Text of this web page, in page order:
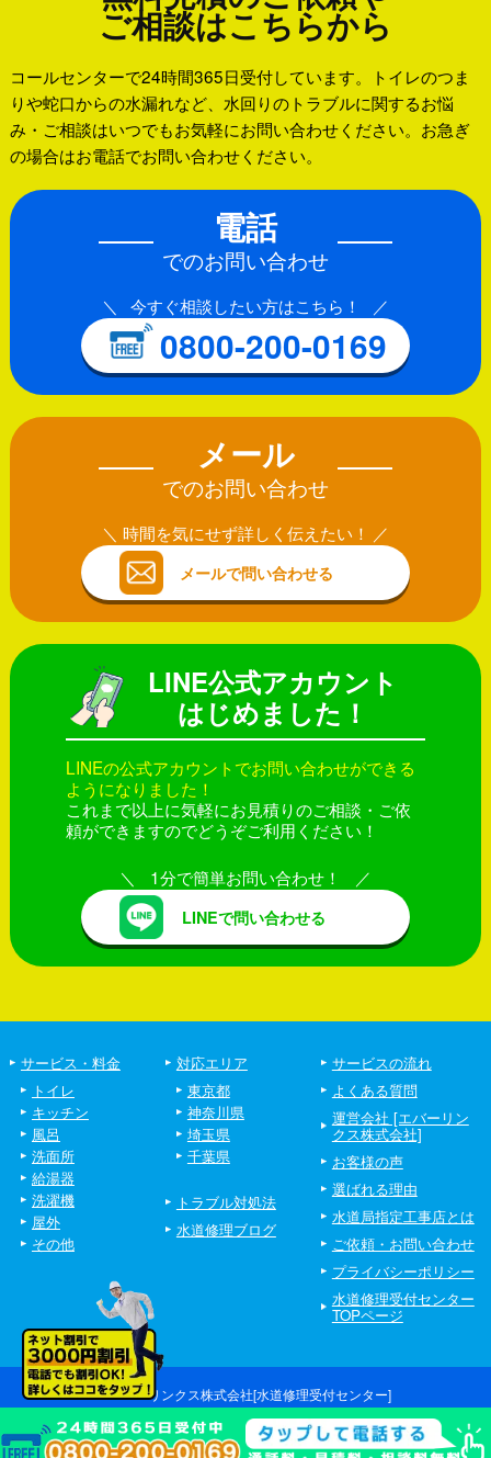
ご相談はこちらから
コールセンターで24時間365日受付しています。トイレのつま
りや蛇口からの水漏れなど、水回りのトラブルに関するお悩
み・ご相談はいつでもお気軽にお問い合わせください。お急ぎ
の場合はお電話でお問い合わせください。
電話
でのお問い合わせ
今すぐ相談したい方はこちら！
0800-200-0169
メール
でのお問い合わせ
時間を気にせず詳しく伝えたい！
メールで問い合わせる
LINE公式アカウント
はじめました！
LINEの公式アカウントでお問い合わせができる
ようになりました！
これまで以上に気軽にお見積りのご相談・ご依
頼ができますのでどうぞご利用ください！
1分で簡単お問い合わせ！
LINEで問い合わせる
サービス・料金
トイレ
キッチン
風呂
洗面所
給湯器
洗濯機
屋外
その他
対応エリア
東京都
神奈川県
埼玉県
千葉県
トラブル対処法
水道修理ブログ
サービスの流れ
よくある質問
運営会社 [エバーリン
クス株式会社]
お客様の声
選ばれる理由
水道局指定工事店とは
ご依頼・お問い合わせ
プライバシーポリシー
水道修理受付センター
TOPページ
©エバーリンクス株式会社[水道修理受付センター]